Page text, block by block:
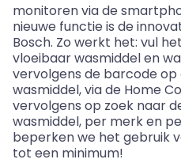
monitoren via de
nieuwe functie is de
Bosch. Zo werkt het: vul
vloeibaar wasmiddel en
vervolgens de barcode
wasmiddel, via de Home
vervolgens op zoek naar
wasmiddel, per merk en
beperken we het gebruik
tot een minimum!